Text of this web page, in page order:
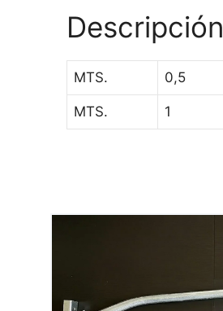
Descripción
MTS. 0,5
MTS. 1